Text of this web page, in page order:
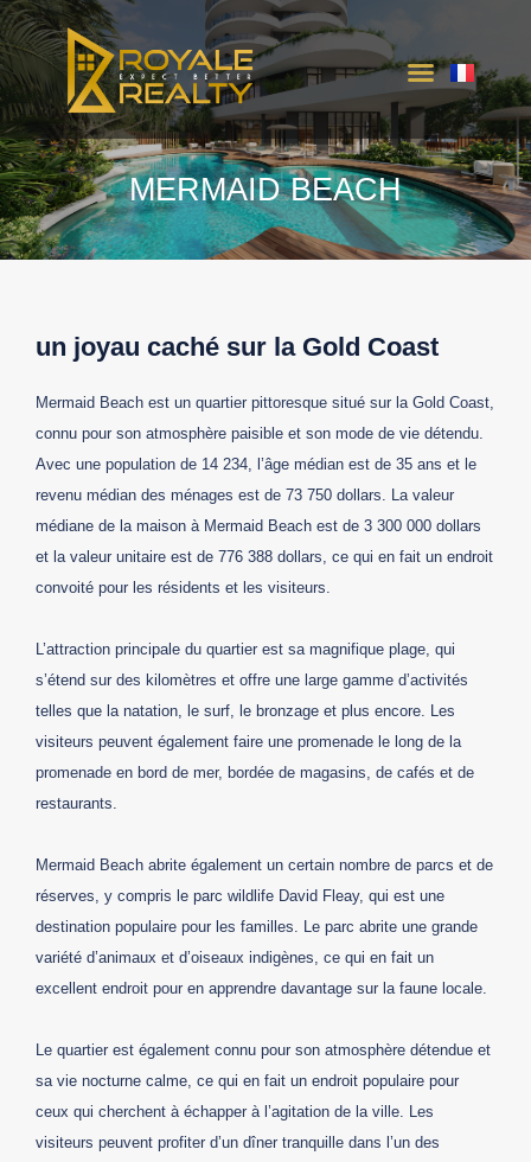
MERMAID BEACH
un joyau caché sur la Gold Coast
Mermaid Beach est un quartier pittoresque situé sur la Gold Coast,
connu pour son atmosphère paisible et son mode de vie détendu.
Avec une population de 14 234, l’âge médian est de 35 ans et le
revenu médian des ménages est de 73 750 dollars. La valeur
médiane de la maison à Mermaid Beach est de 3 300 000 dollars
et la valeur unitaire est de 776 388 dollars, ce qui en fait un endroit
convoité pour les résidents et les visiteurs.
L’attraction principale du quartier est sa magnifique plage, qui
s’étend sur des kilomètres et offre une large gamme d’activités
telles que la natation, le surf, le bronzage et plus encore. Les
visiteurs peuvent également faire une promenade le long de la
promenade en bord de mer, bordée de magasins, de cafés et de
restaurants.
Mermaid Beach abrite également un certain nombre de parcs et de
réserves, y compris le parc wildlife David Fleay, qui est une
destination populaire pour les familles. Le parc abrite une grande
variété d’animaux et d’oiseaux indigènes, ce qui en fait un
excellent endroit pour en apprendre davantage sur la faune locale.
Le quartier est également connu pour son atmosphère détendue et
sa vie nocturne calme, ce qui en fait un endroit populaire pour
ceux qui cherchent à échapper à l’agitation de la ville. Les
visiteurs peuvent profiter d’un dîner tranquille dans l’un des